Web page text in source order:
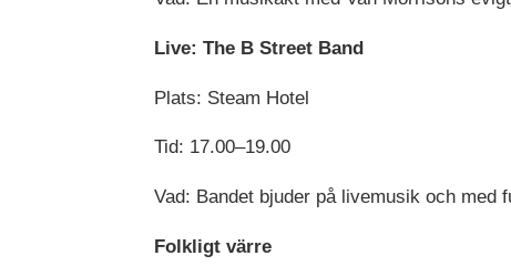
Live: The B Street Band
Plats: Steam Hotel
Tid: 17.00–19.00
Vad: Bandet bjuder på livemusik och med
Folkligt värre